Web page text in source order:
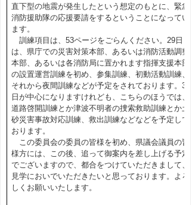
直下型の地震が発生したという想定のもとに、緊急
消防援助隊の応援要請をするということになってい
ます。
訓練項目は、53ページをごらんください。29日
は、県庁での災害対策本部、あるいは消防活動調整
本部、あるいは各消防局に置かれます指揮支援本部
の設置運営訓練を初め、参集訓練、初動活動訓練、
それから夜間訓練などが予定をされております。30
日が中心になりますけれども、こちらのほうでは、
道路啓開訓練とか津波不明者の捜索救助訓練とか土
砂災害事故対応訓練、救出訓練などなどを予定して
おります。
この委員会の委員の皆様を初め、県議会議員の皆
様方には、この後、追って御案内を差し上げる予定
でございますので、都合をつけていただきまして、
見学においでいただきたいと思っております。よろ
しくお願いいたします。